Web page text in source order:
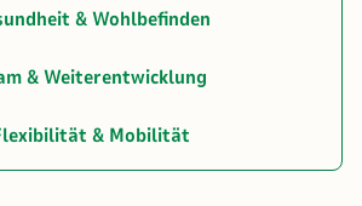
& Wohlbefinden
& Weiterentwicklung
& Mobilität